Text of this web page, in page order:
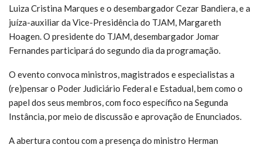
Luiza Cristina Marques e o desembargador Cezar Bandiera, e a
juíza-auxiliar da Vice-Presidência do TJAM, Margareth
Hoagen. O presidente do TJAM, desembargador Jomar
Fernandes participará do segundo dia da programação.
O evento convoca ministros, magistrados e especialistas a
(re)pensar o Poder Judiciário Federal e Estadual, bem como o
papel dos seus membros, com foco específico na Segunda
Instância, por meio de discussão e aprovação de Enunciados.
A abertura contou com a presença do ministro Herman